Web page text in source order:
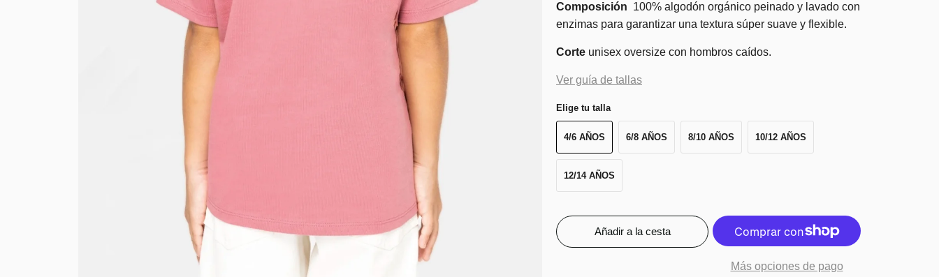
Composición 100% algodón orgánico peinado y lavado con
enzimas para garantizar una textura súper suave y flexible.
Corte unisex oversize con hombros caídos.
Ver guía de tallas
Elige tu talla
4/6 AÑOS 6/8 AÑOS 8/10 AÑOS 10/12 AÑOS
12/14 AÑOS
Añadir a la cesta
Más opciones de pago